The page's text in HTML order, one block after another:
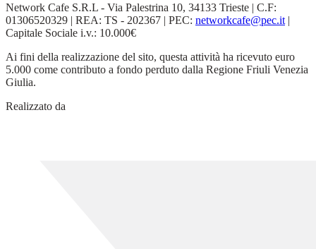
Network Cafe S.R.L - Via Palestrina 10, 34133 Trieste | C.F:
01306520329 | REA: TS - 202367 | PEC: networkcafe@pec.it |
Capitale Sociale i.v.: 10.000€
Ai fini della realizzazione del sito, questa attività ha ricevuto euro
5.000 come contributo a fondo perduto dalla Regione Friuli Venezia
Giulia.
Realizzato da